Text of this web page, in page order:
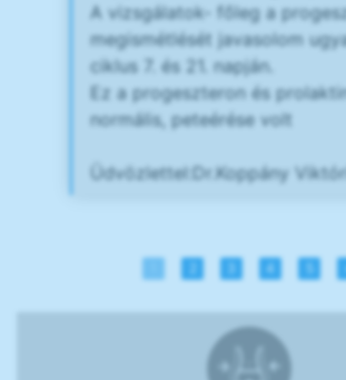
A vizsgálatok- főleg a
megismétlését javasolom
ciklus 7. és 21. napján.
Ez a progeszteron és
normális, peteérése volt
Üdvözlettel:Dr.Koppány
4